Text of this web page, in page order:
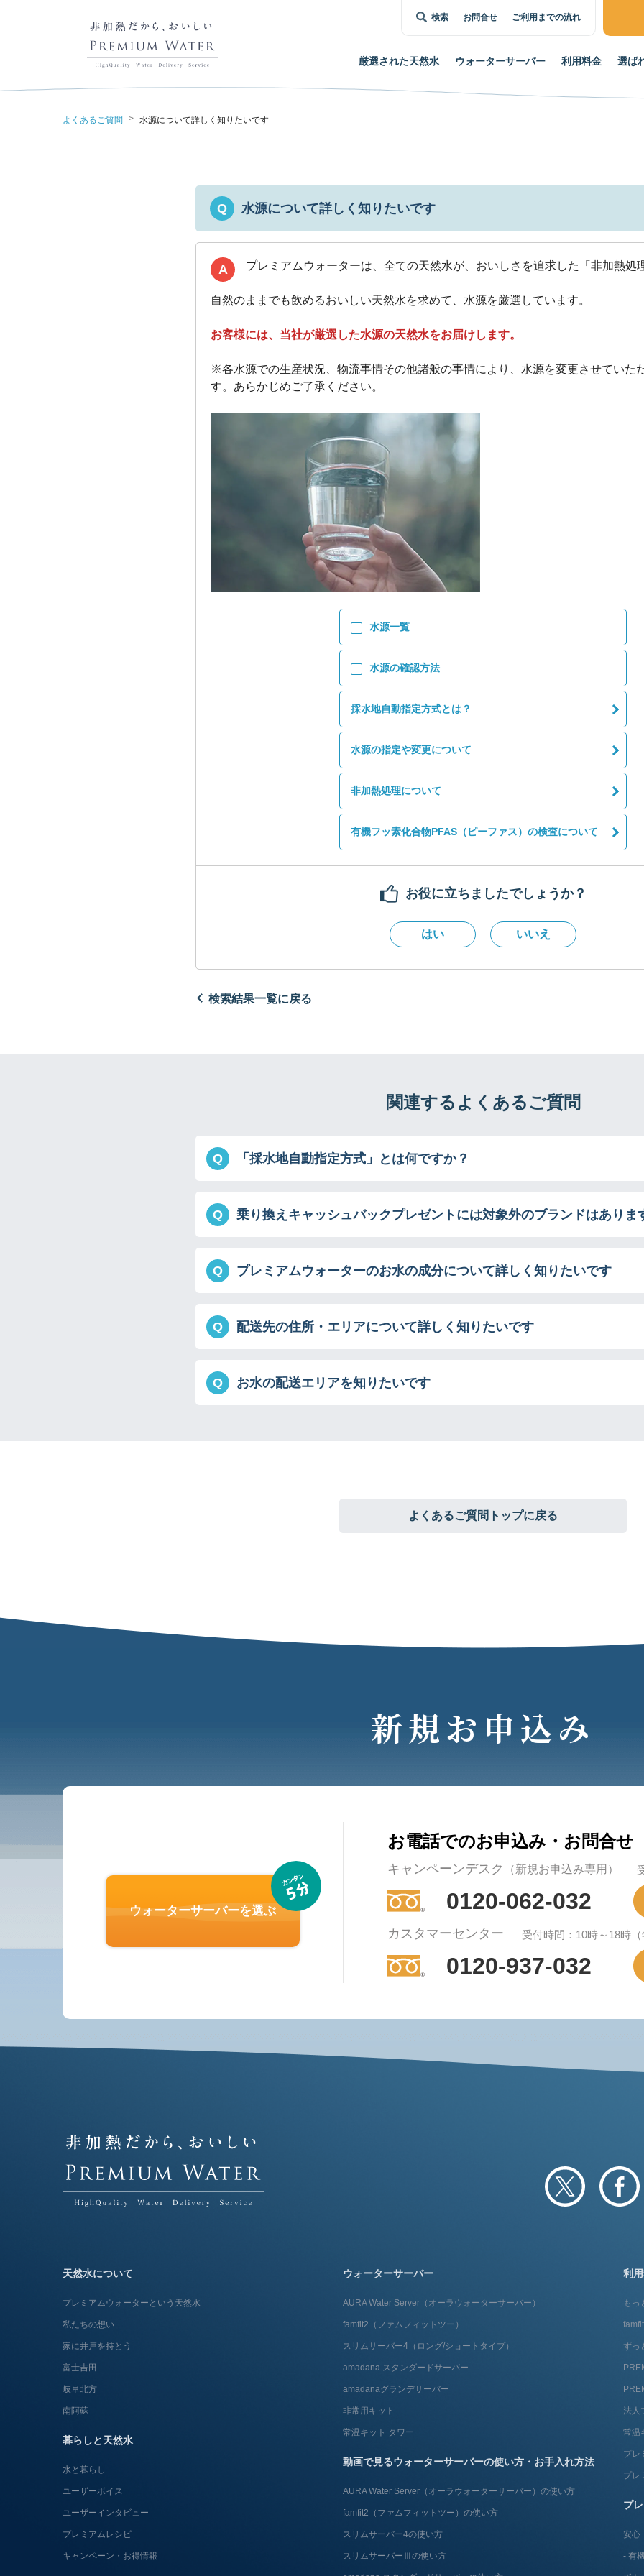
厳選された天然水 ウォーターサーバー 利用料金 選ば
検索 お問合せ ご利用までの流れ
よくあるご質問 > 水源について詳しく知りたいです
Q 水源について詳しく知りたいです
A プレミアムウォーターは、全ての天然水が、おいしさを追求した「非加熱処
自然のままでも飲めるおいしい天然水を求めて、水源を厳選しています。
お客様には、当社が厳選した水源の天然水をお届けします。
※各水源での生産状況、物流事情その他諸般の事情により、水源を変更させていた
す。あらかじめご了承ください。
水源一覧
水源の確認方法
採水地自動指定方式とは？
水源の指定や変更について
非加熱処理について
有機フッ素化合物PFAS（ピーファス）の検査について
お役に立ちましたでしょうか？
はい いいえ
検索結果一覧に戻る
関連するよくあるご質問
Q 「採水地自動指定方式」とは何ですか？
Q 乗り換えキャッシュバックプレゼントには対象外のブランドはありま
Q プレミアムウォーターのお水の成分について詳しく知りたいです
Q 配送先の住所・エリアについて詳しく知りたいです
Q お水の配送エリアを知りたいです
よくあるご質問トップに戻る
新規お申込み
ウォーターサーバーを選ぶ
お電話でのお申込み・お問合せ
キャンペーンデスク （新規お申込み専用）
0120-062-032
カスタマーセンター 受付時間：10時～18時
0120-937-032
天然水について
プレミアムウォーターという天然水
私たちの想い
家に井戸を持とう
富士吉田
岐阜北方
南阿蘇
暮らしと天然水
水と暮らし
ユーザーボイス
ユーザーインタビュー
プレミアムレシピ
キャンペーン・お得情報
ウォーターサーバー
AURA Water Server​（オーラウォーターサーバー）
famfit2（ファムフィットツー）
スリムサーバー4（ロング/ショートタイプ）
amadana スタンダードサーバー
amadanaグランデサーバー
非常用キット
常温キット タワー
動画で見るウォーターサーバーの使い方・お手入れ方法
AURA Water Server​（オーラウォーターサーバー）の使い方
famfit2（ファムフィットツー）の使い方
スリムサーバー4の使い方
スリムサーバーⅢの使い方
利
もっ
ずっ
法人
常温
プレ
プレ
プ
安心
有